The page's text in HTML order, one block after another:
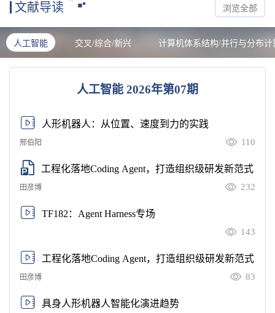
文献导读 浏览全部
人工智能 交叉/综合/新兴 计算机体系结构/并行与分布计
人工智能 2026年第07期
人形机器人：从位置、速度到力的实践
邢伯阳 110
工程化落地Coding Agent，打造组织级研发新范式
田彦博 232
TF182：Agent Harness专场
143
工程化落地Coding Agent，打造组织级研发新范式
田彦博 83
具身人形机器人智能化演进趋势